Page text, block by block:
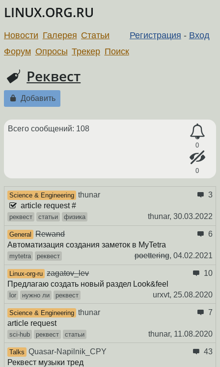
LINUX.ORG.RU
Регистрация - Вход
Новости Галерея Статьи
Форум Опросы Трекер Поиск
Реквест
Добавить
0
0
Всего сообщений: 108
Science & Engineering thunar
3
article request #
реквест статьи физика thunar, 30.03.2022
General Rewand
6
Автоматизация создания заметок в MyTetra
mytetra реквест poettering, 04.02.2021
Linux-org-ru zagatov_lev
10
Предлагаю создать новый раздел Look&feel
lor нужно ли реквест urxvt, 25.08.2020
Science & Engineering thunar
7
article request
sci-hub реквест статьи thunar, 11.08.2020
Talks Quasar-Napilnik_CPY
43
Реквест музыки тред